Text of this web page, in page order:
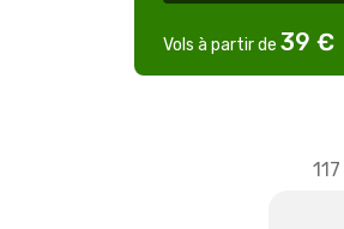
Vols à partir de 39 €